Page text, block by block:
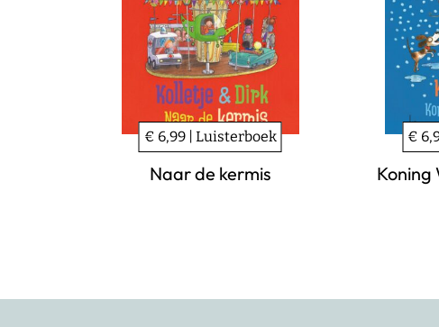
€ 6,99 | Luisterboek
Naar de kermis
€
Koning